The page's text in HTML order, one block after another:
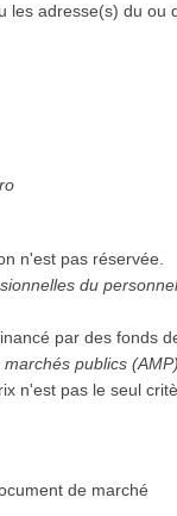
les adresse(s) du ou
n'est pas réservée.
du
par des fonds
publics (AMP)
n'est pas le seul
de marché